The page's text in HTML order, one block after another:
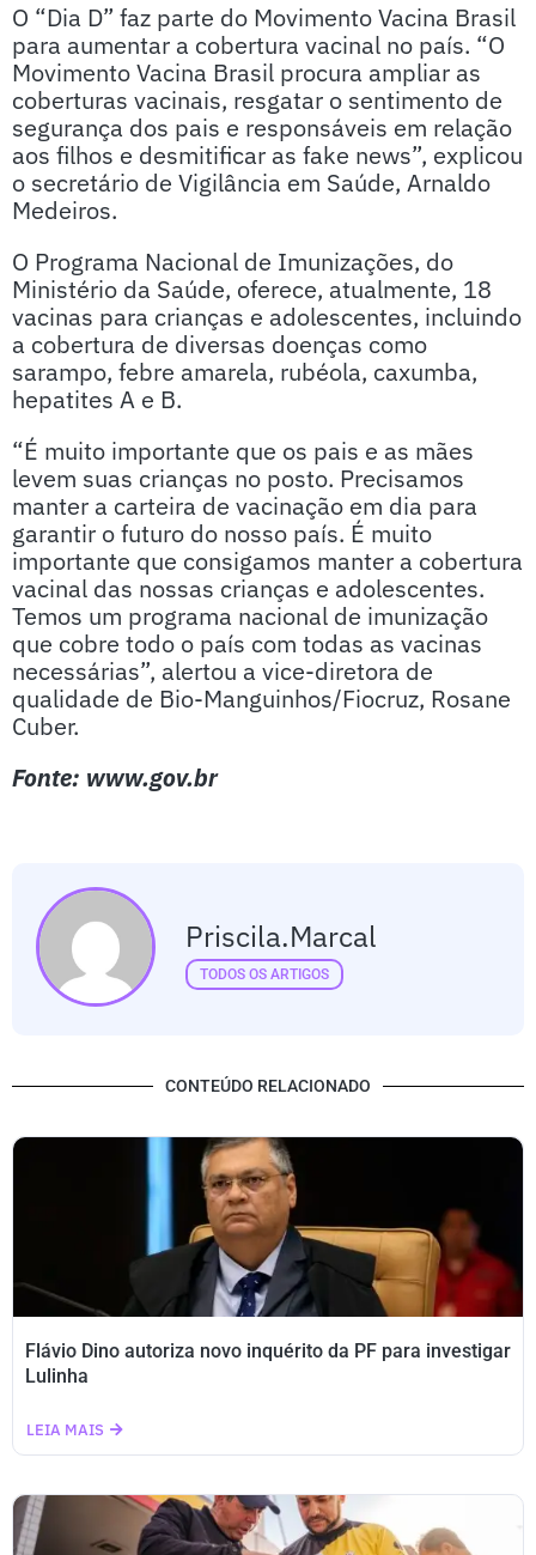
O “Dia D” faz parte do Movimento Vacina Brasil
para aumentar a cobertura vacinal no país. “O
Movimento Vacina Brasil procura ampliar as
coberturas vacinais, resgatar o sentimento de
segurança dos pais e responsáveis em relação
aos filhos e desmitificar as fake news”, explicou
o secretário de Vigilância em Saúde, Arnaldo
Medeiros.
O Programa Nacional de Imunizações, do
Ministério da Saúde, oferece, atualmente, 18
vacinas para crianças e adolescentes, incluindo
a cobertura de diversas doenças como
sarampo, febre amarela, rubéola, caxumba,
hepatites A e B.
“É muito importante que os pais e as mães
levem suas crianças no posto. Precisamos
manter a carteira de vacinação em dia para
garantir o futuro do nosso país. É muito
importante que consigamos manter a cobertura
vacinal das nossas crianças e adolescentes.
Temos um programa nacional de imunização
que cobre todo o país com todas as vacinas
necessárias”, alertou a vice-diretora de
qualidade de Bio-Manguinhos/Fiocruz, Rosane
Cuber.
Fonte: www.gov.br
Priscila.marcal
TODOS OS ARTIGOS
CONTEÚDO RELACIONADO
Flávio Dino autoriza novo inquérito da PF para investigar
Lulinha
LEIA MAIS